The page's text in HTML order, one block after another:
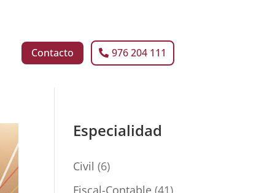
Contacto 976 204 111
Especialidad
Civil (6)
Fiscal-Contable (41)